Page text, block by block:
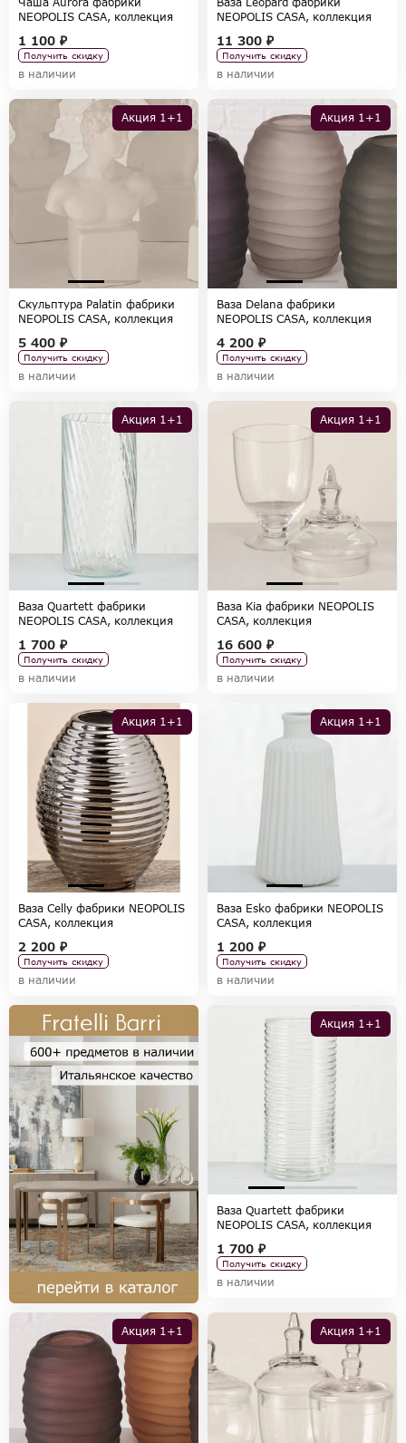
NEOPOLIS CASA, коллекция
1 100 ₽
Получить скидку
в наличии
NEOPOLIS CASA, коллекция
11 300 ₽
Получить скидку
в наличии
Акция 1+1
Скульптура Palatin фабрики
NEOPOLIS CASA, коллекция
5 400 ₽
Получить скидку
в наличии
Акция 1+1
Ваза Delana фабрики
NEOPOLIS CASA, коллекция
4 200 ₽
Получить скидку
в наличии
Акция 1+1
Ваза Quartett фабрики
NEOPOLIS CASA, коллекция
1 700 ₽
Получить скидку
в наличии
Акция 1+1
Ваза Kia фабрики NEOPOLIS
CASA, коллекция
16 600 ₽
Получить скидку
в наличии
Акция 1+1
Ваза Celly фабрики NEOPOLIS
CASA, коллекция
2 200 ₽
Получить скидку
в наличии
Акция 1+1
Ваза Esko фабрики NEOPOLIS
CASA, коллекция
1 200 ₽
Получить скидку
в наличии
Акция 1+1
Ваза Quartett фабрики
NEOPOLIS CASA, коллекция
1 700 ₽
Получить скидку
в наличии
Акция 1+1 Акция 1+1